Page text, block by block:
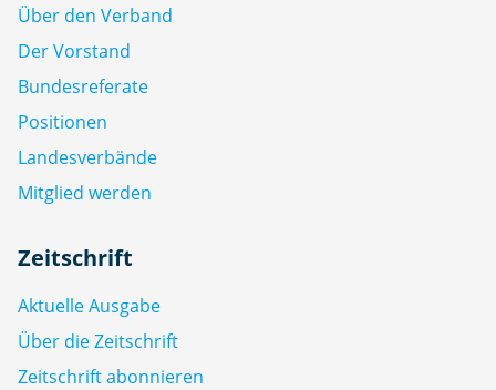
Über den Verband
Der Vorstand
Bundesreferate
Positionen
Landesverbände
Mitglied werden
Zeitschrift
Aktuelle Ausgabe
Über die Zeitschrift
Zeitschrift abonnieren